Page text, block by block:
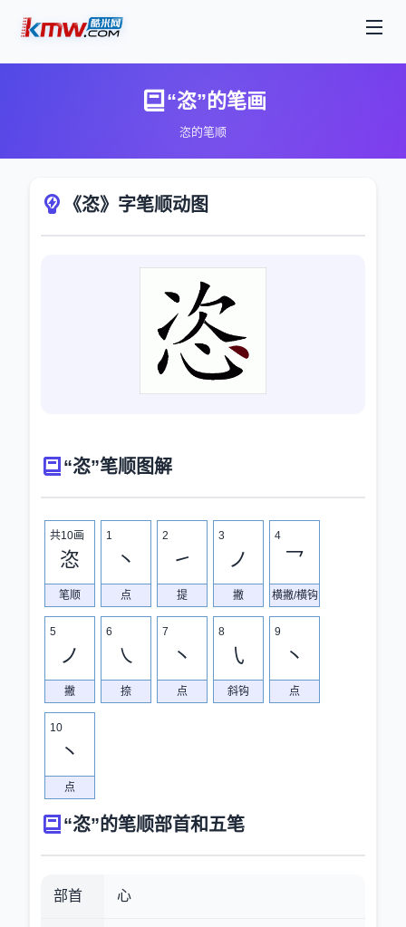
“恣”的笔画
恣的笔顺
《恣》字笔顺动图
“恣”笔顺图解
共10画
恣
笔顺
1
丶
点
2
㇀
提
3
ノ
撇
4
乛
横撇/横钩
5
ノ
撇
6
㇏
捺
7
丶
点
8
㇂
斜钩
9
丶
点
10
丶
点
“恣”的笔顺部首和五笔
部首 心